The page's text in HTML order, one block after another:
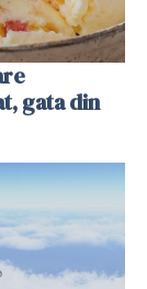
gata din